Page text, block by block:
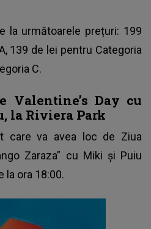
la următoarele prețuri: 199
139 de lei pentru Categoria
C.
Valentine’s Day cu
la Riviera Park
care va avea loc de Ziua
Zaraza” cu Miki și Puiu
la ora 18:00.